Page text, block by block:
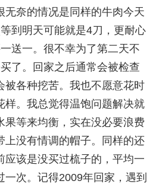
无奈的情况是同样的牛肉今天
到明天可能就是4刀，更耐心
送一。很不幸为了第二天不
了。回家之后通常会被检查
被各种挖苦。我也不愿意花时
样。我总觉得温饱问题解决就
果等来均衡，实在没必要浪费
上没有情调的帽子。同样的还
应该是没买过梳子的，平均一
次。记得2009年回家，遇到